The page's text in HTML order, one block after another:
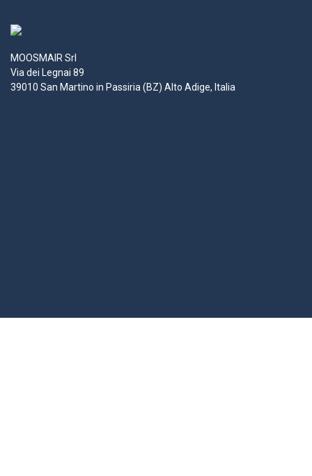
MOOSMAIR Srl
Via dei Legnai 89
39010 San Martino in Passiria (BZ) Alto Adige, Italia